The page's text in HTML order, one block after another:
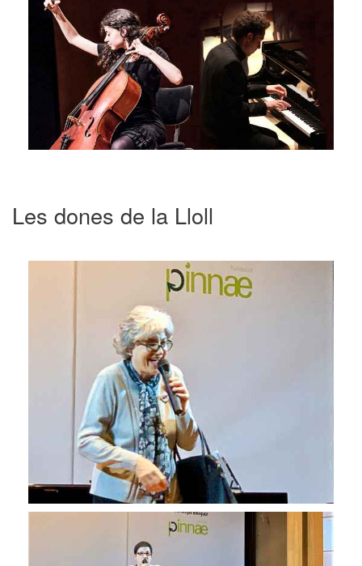
Les dones de la Lloll